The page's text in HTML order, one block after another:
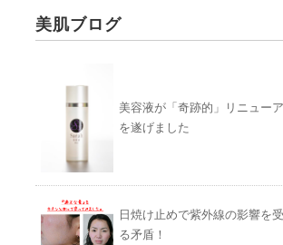
美肌ブログ
美容液が「奇跡的」リニュー
を遂げました
日焼け止めで紫外線の影響を
る矛盾！